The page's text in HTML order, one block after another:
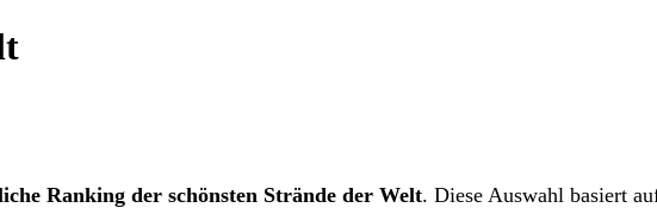
Ranking der schönsten Strände der Welt. Diese Auswahl basiert